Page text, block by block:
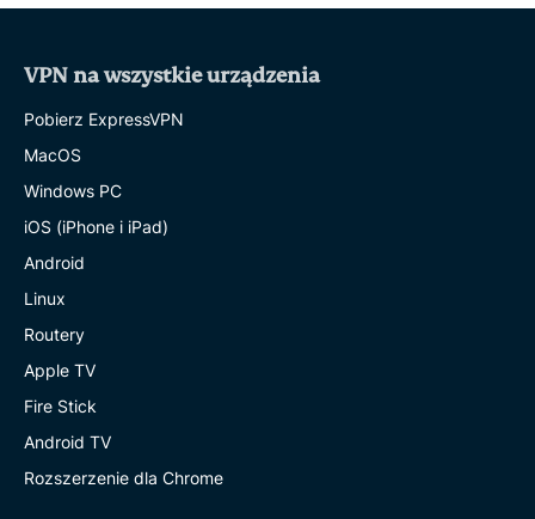
VPN na wszystkie urządzenia
Pobierz ExpressVPN
MacOS
Windows PC
iOS (iPhone i iPad)
Android
Linux
Routery
Apple TV
Fire Stick
Android TV
Rozszerzenie dla Chrome